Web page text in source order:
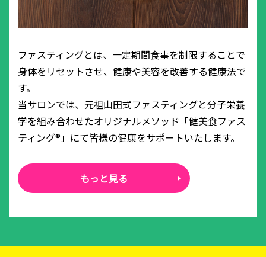
ファスティングとは、一定期間食事を制限することで
身体をリセットさせ、健康や美容を改善する健康法で
す。
当サロンでは、元祖山田式ファスティングと分子栄養
学を組み合わせたオリジナルメソッド「健美食ファス
ティング®」にて皆様の健康をサポートいたします。
もっと見る